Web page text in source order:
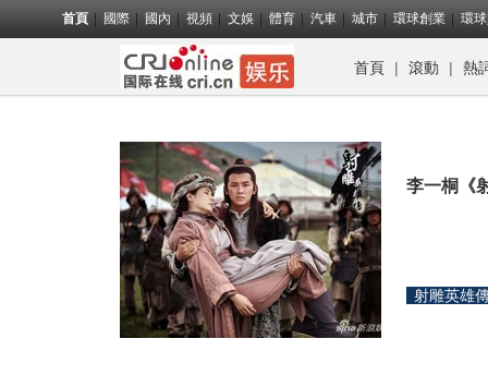
首頁 國際 國內 視頻 文娛 體育 汽車 城市 環球創業 環
首頁 | 滾動 | 熱
李一桐《
射雕英雄